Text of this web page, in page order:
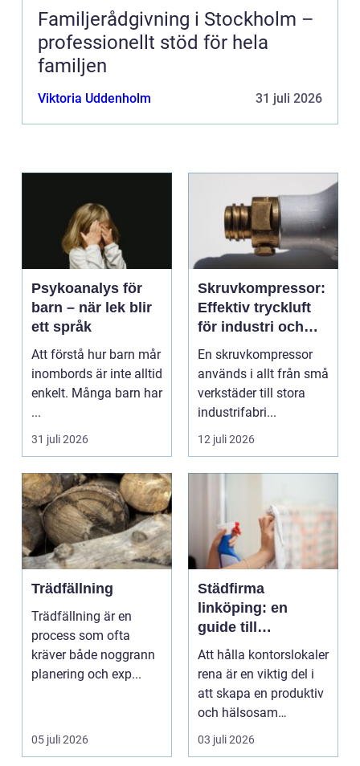
Familjerådgivning i Stockholm –
professionellt stöd för hela
familjen
Viktoria Uddenholm 31 juli 2026
Psykoanalys för
barn – när lek blir
ett språk
Att förstå hur barn mår
inombords är inte alltid
enkelt. Många barn har
...
31 juli 2026
Skruvkompressor:
Effektiv tryckluft
för industri och
verkstad
En skruvkompressor
används i allt från små
verkstäder till stora
industrifabri...
12 juli 2026
Trädfällning
Trädfällning är en
process som ofta
kräver både noggrann
planering och exp...
05 juli 2026
Städfirma
linköping: en
guide till
professionell
städning
Att hålla kontorslokaler
rena är en viktig del i
att skapa en produktiv
och hälsosam
arbetsmiljö. En...
03 juli 2026